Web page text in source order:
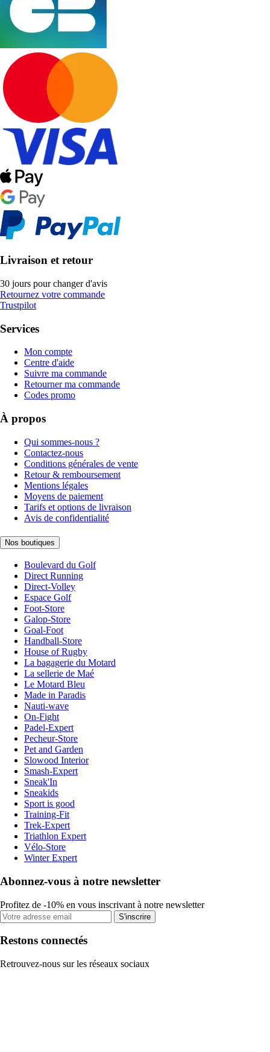
Livraison et retour
30 jours pour changer d'avis
Retournez votre commande
Trustpilot
Services
Mon compte
Centre d'aide
Suivre ma commande
Retourner ma commande
Codes promo
À propos
Qui sommes-nous ?
Contactez-nous
Conditions générales de vente
Retour & remboursement
Mentions légales
Moyens de paiement
Tarifs et options de livraison
Avis de confidentialité
Nos boutiques
Boulevard du Golf
Direct Running
Direct-Volley
Espace Golf
Foot-Store
Galop-Store
Goal-Foot
Handball-Store
House of Rugby
La bagagerie du Motard
La sellerie de Maé
Le Motard Bleu
Made in Paradis
Nauti-wave
On-Fight
Padel-Expert
Pecheur-Store
Pet and Garden
Slowood Interior
Smash-Expert
Sneak'In
Sneakids
Sport is good
Training-Fit
Trek-Expert
Triathlon Expert
Vélo-Store
Winter Expert
Abonnez-vous à notre newsletter
Profitez de -10% en vous inscrivant à notre newsletter
S'inscrire
Restons connectés
Retrouvez-nous sur les réseaux sociaux